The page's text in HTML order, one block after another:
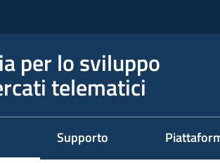
per lo sviluppo
telematici
Supporto